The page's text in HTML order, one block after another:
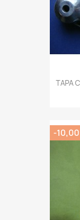
TAPA
-